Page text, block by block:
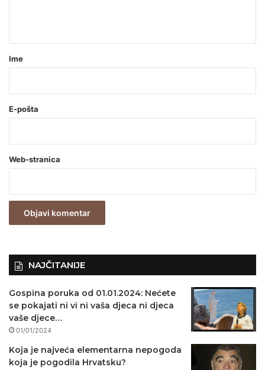
r
o
a
v
z
Ime
E-pošta
Web-stranica
NAJČITANIJE
Gospina poruka od 01.01.2024: Nećete
se pokajati ni vi ni vaša djeca ni djeca
vaše djece…
01/01/2024
Koja je najveća elementarna nepogoda
koja je pogodila Hrvatsku?